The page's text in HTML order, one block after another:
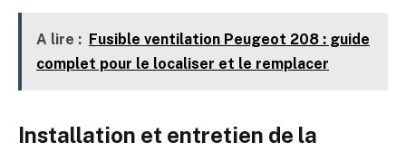
A lire : Fusible ventilation Peugeot 208 : guide
complet pour le localiser et le remplacer
Installation et entretien de la